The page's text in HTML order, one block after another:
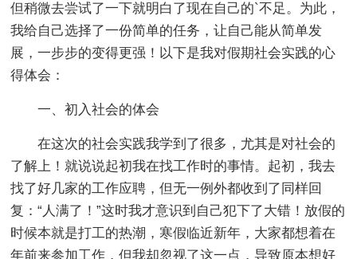
但稍微去尝试了一下就明白了现在自己的`不足。为此，
我给自己选择了一份简单的任务，让自己能从简单发
展，一步步的变得更强！以下是我对假期社会实践的心
得体会：
一、初入社会的体会
在这次的社会实践我学到了很多，尤其是对社会的
了解上！就说说起初我在找工作时的事情。起初，我去
找了好几家的工作应聘，但无一例外都收到了同样回
复：“人满了！”这时我才意识到自己犯下了大错！放假的
时候本就是打工的热潮，寒假临近新年，大家都想着在
年前来参加工作，但我却忽视了这一点，导致原本想好